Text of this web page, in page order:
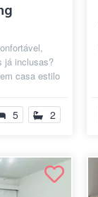
já inclusas?
casa estilo
5 2